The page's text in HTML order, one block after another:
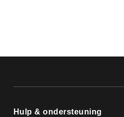
Hulp & ondersteuning